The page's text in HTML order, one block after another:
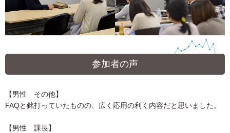
参加者の声
【男性 その他】
FAQと銘打っていたものの、広く応用の利く内容だと思いました。
【男性 課長】